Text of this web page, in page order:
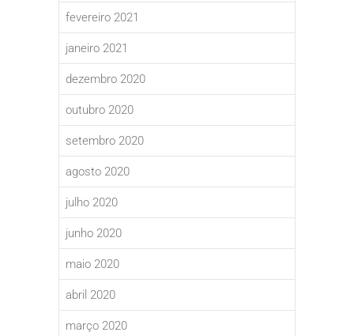
fevereiro 2021
janeiro 2021
dezembro 2020
outubro 2020
setembro 2020
agosto 2020
julho 2020
junho 2020
maio 2020
abril 2020
março 2020